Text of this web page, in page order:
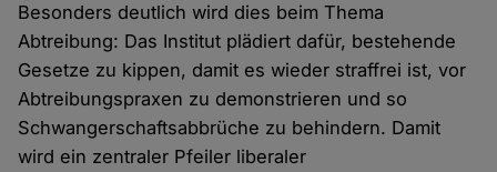
Besonders deutlich wird dies beim Thema
Abtreibung: Das Institut plädiert dafür, bestehende
Gesetze zu kippen, damit es wieder straffrei ist, vor
Abtreibungspraxen zu demonstrieren und so
Schwangerschaftsabbrüche zu behindern. Damit
wird ein zentraler Pfeiler liberaler